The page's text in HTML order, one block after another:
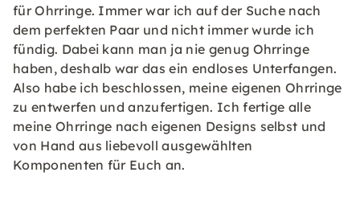
für Ohrringe. Immer war ich auf der Suche nach
dem perfekten Paar und nicht immer wurde ich
fündig. Dabei kann man ja nie genug Ohrringe
haben, deshalb war das ein endloses Unterfangen.
Also habe ich beschlossen, meine eigenen Ohrringe
zu entwerfen und anzufertigen. Ich fertige alle
meine Ohrringe nach eigenen Designs selbst und
von Hand aus liebevoll ausgewählten
Komponenten für Euch an.